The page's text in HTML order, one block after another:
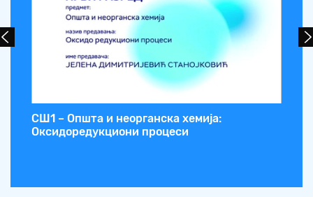
СШ1 – Општа и неорганска хемија:
Оксидоредукциони процеси